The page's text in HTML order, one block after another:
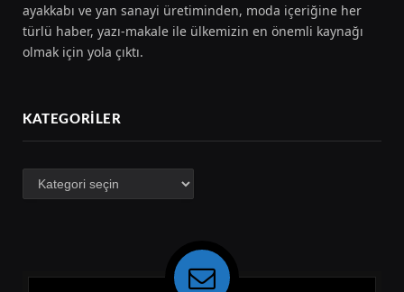
ayakkabı ve yan sanayi üretiminden, moda içeriğine her
türlü haber, yazı-makale ile ülkemizin en önemli kaynağı
olmak için yola çıktı.
KATEGORILER
Kategoriler